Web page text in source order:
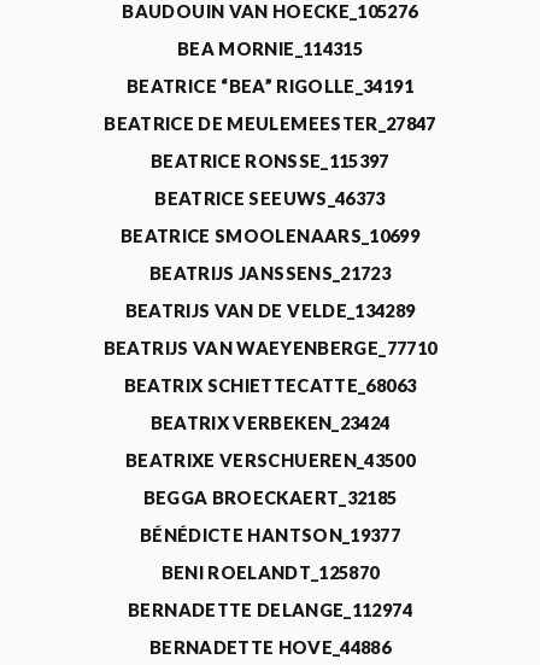
BAUDOUIN VAN HOECKE_105276
BEA MORNIE_114315
BEATRICE “BEA” RIGOLLE_34191
BEATRICE DE MEULEMEESTER_27847
BEATRICE RONSSE_115397
BEATRICE SEEUWS_46373
BEATRICE SMOOLENAARS_10699
BEATRIJS JANSSENS_21723
BEATRIJS VAN DE VELDE_134289
BEATRIJS VAN WAEYENBERGE_77710
BEATRIX SCHIETTECATTE_68063
BEATRIX VERBEKEN_23424
BEATRIXE VERSCHUEREN_43500
BEGGA BROECKAERT_32185
BÉNÉDICTE HANTSON_19377
BENI ROELANDT_125870
BERNADETTE DELANGE_112974
BERNADETTE HOVE_44886